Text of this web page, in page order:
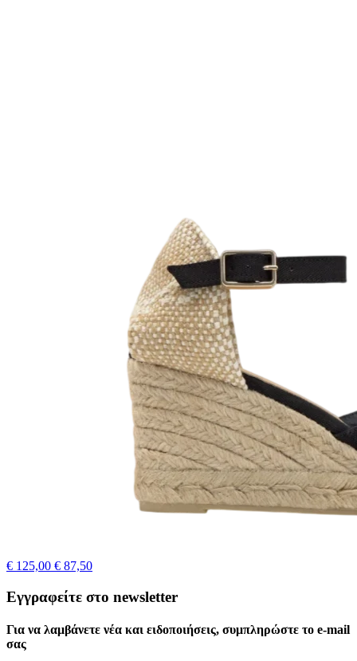
€ 125,00 € 87,50
Εγγραφείτε στο newsletter
Για να λαμβάνετε νέα και ειδοποιήσεις, συμπληρώστε το e-mail
σας